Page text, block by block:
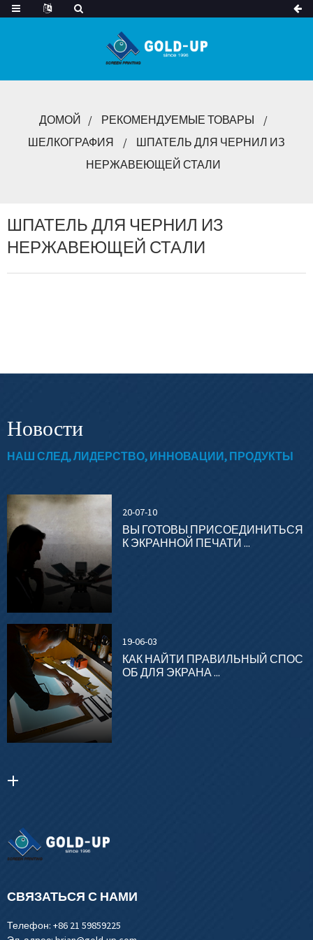
ДОМОЙ
РЕКОМЕНДУЕМЫЕ ТОВАРЫ
ШЕЛКОГРАФИЯ
ШПАТЕЛЬ ДЛЯ ЧЕРНИЛ ИЗ
НЕРЖАВЕЮЩЕЙ СТАЛИ
ШПАТЕЛЬ ДЛЯ ЧЕРНИЛ ИЗ
НЕРЖАВЕЮЩЕЙ СТАЛИ
Новости
НАШ СЛЕД, ЛИДЕРСТВО, ИННОВАЦИИ, ПРОДУКТЫ
20-07-10
ВЫ ГОТОВЫ ПРИСОЕДИНИТЬСЯ
К ЭКРАННОЙ ПЕЧАТИ ...
19-06-03
КАК НАЙТИ ПРАВИЛЬНЫЙ СПОС
ОБ ДЛЯ ЭКРАНА ...
СВЯЗАТЬСЯ С НАМИ
Телефон: +86 21 59859225